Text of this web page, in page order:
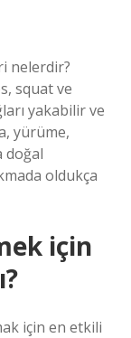
nelerdir?
squat ve
yakabilir ve
yürüme,
doğal
oldukça
için
için en etkili